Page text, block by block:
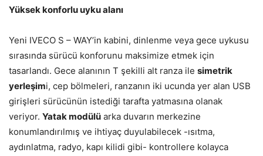
Yüksek konforlu uyku alanı
Yeni IVECO S – WAY’in kabini, dinlenme veya gece uykusu
sırasında sürücü konforunu maksimize etmek için
tasarlandı. Gece alanının T şekilli alt ranza ile simetrik
yerleşimi, cep bölmeleri, ranzanın iki ucunda yer alan USB
girişleri sürücünün istediği tarafta yatmasına olanak
veriyor. Yatak modülü arka duvarın merkezine
konumlandırılmış ve ihtiyaç duyulabilecek -ısıtma,
aydınlatma, radyo, kapı kilidi gibi- kontrollere kolayca